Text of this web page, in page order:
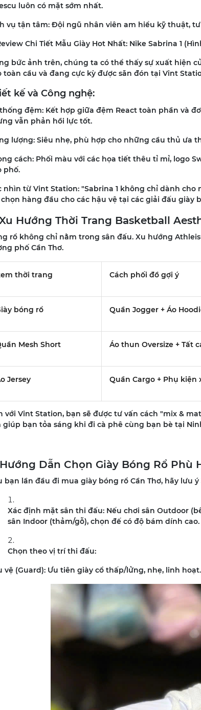
luôn có mặt sớm nhất.
vụ tận tâm: Đội ngũ nhân viên am hiểu kỹ thuật, tư
Chi Tiết Mẫu Giày Hot Nhất: Nike Sabrina 1
bức ảnh trên, chúng ta có thể thấy sự xuất hiện
toàn cầu và đang cực kỳ được săn đón tại Vint
kế và Công nghệ:
đệm: Kết hợp giữa đệm React toàn phần và
vẫn phản hồi lực tốt.
lượng: Siêu nhẹ, phù hợp cho những cầu thủ ưa
cách: Phối màu với các họa tiết thêu tỉ mỉ, logo
phố.
nhìn từ Vint Station: "Sabrina 1 không chỉ dành
hàng đầu cho các hậu vệ tại các giải đấu giày
Hướng Thời Trang Basketball
rổ không chỉ nằm trong sân đấu. Xu hướng
phố Cần Thơ.
thời trang Cách phối đồ gợi ý
bóng rổ Quần Jogger + Áo
Mesh Short Áo thun Oversize + Tất
Jersey Quần Cargo + Phụ kiện
với Vint Station, bạn sẽ được tư vấn cách "mix &
giúp bạn tỏa sáng khi đi cà phê cùng bạn bè tại
Dẫn Chọn Giày Bóng Rổ Phù
bạn lần đầu đi mua giày bóng rổ Cần Thơ, hãy lưu ý
Xác định mặt sân thi đấu: Nếu chơi sân Outdoor
sân Indoor (thảm/gỗ), chọn đế có độ bám dính cao.
Chọn theo vị trí thi đấu:
vệ (Guard): Ưu tiên giày cổ thấp/lửng, nhẹ, linh hoạt.